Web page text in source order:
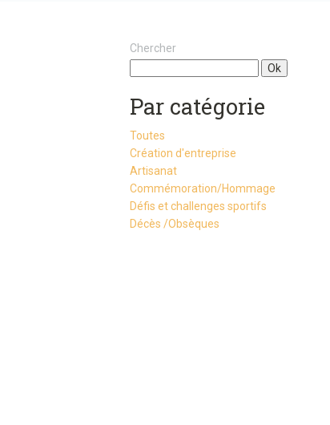
Chercher
Par catégorie
Toutes
Création d'entreprise
Artisanat
Commémoration/Hommage
Défis et challenges sportifs
Décès /Obsèques